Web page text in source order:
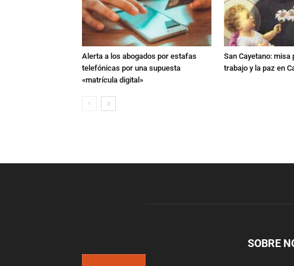
Alerta a los abogados por estafas
telefónicas por una supuesta
«matrícula digital»
San Cayetano: misa
trabajo y la paz en
SOBRE